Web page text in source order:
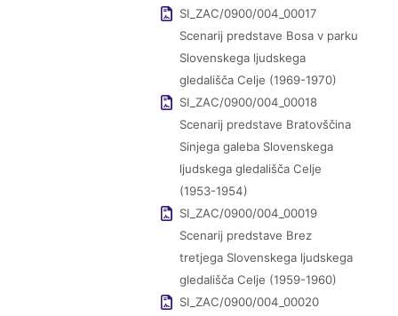
SI_ZAC/0900/004_00017
Scenarij predstave Bosa v parku
Slovenskega ljudskega
gledališča Celje (1969-1970)
SI_ZAC/0900/004_00018
Scenarij predstave Bratovščina
Sinjega galeba Slovenskega
ljudskega gledališča Celje
(1953-1954)
SI_ZAC/0900/004_00019
Scenarij predstave Brez
tretjega Slovenskega ljudskega
gledališča Celje (1959-1960)
SI_ZAC/0900/004_00020